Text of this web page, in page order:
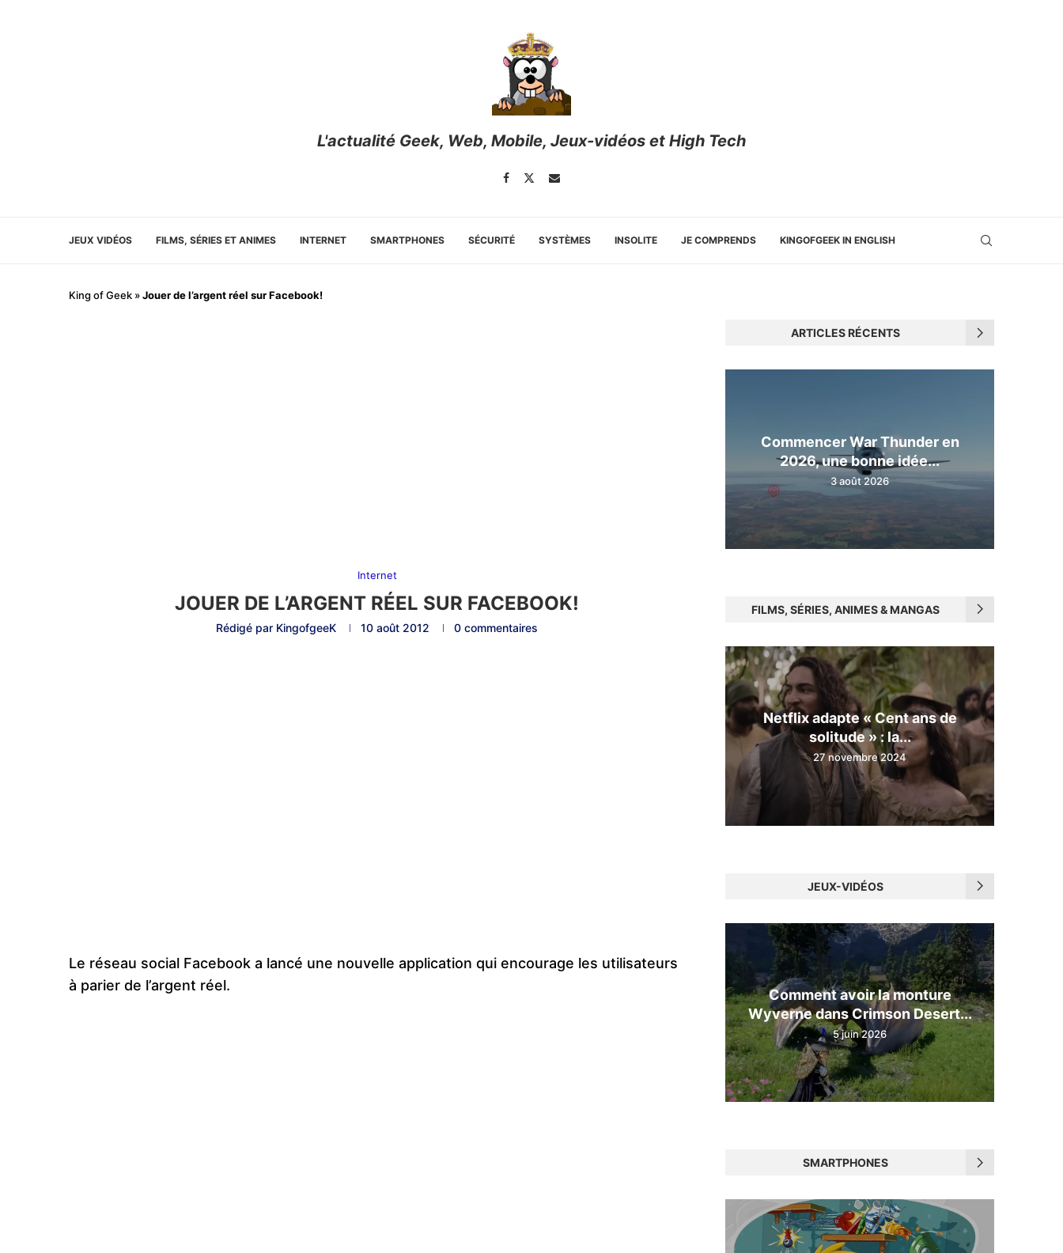
L'actualité Geek, Web, Mobile, Jeux-vidéos et High Tech
JEUX VIDÉOS FILMS, SÉRIES ET ANIMES INTERNET SMARTPHONES SÉCURITÉ SYSTÈMES INSOLITE JE COMPRENDS KINGOFGEEK IN ENGLISH
King of Geek »Jouer de l’argent réel sur Facebook!
Internet
JOUER DE L’ARGENT RÉEL SUR FACEBOOK!
Rédigé par KingofgeeK 10 août 2012 0 commentaires
Le réseau social Facebook a lancé une nouvelle application qui encourage les utilisateurs
à parier de l’argent réel.
ARTICLES RÉCENTS
Commencer War Thunder en
2026, une bonne idée...
3 août 2026
FILMS, SÉRIES, ANIMES & MANGAS
Netflix adapte « Cent ans de
solitude » : la...
27 novembre 2024
JEUX-VIDÉOS
Comment avoir la monture
Wyverne dans Crimson Desert...
5 juin 2026
SMARTPHONES